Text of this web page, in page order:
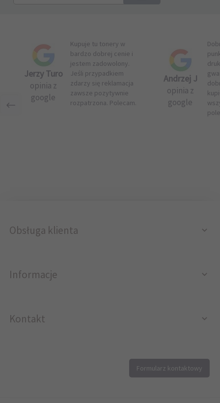
Jerzy Turo
opinia z
google
Kupuje tu tonery w
bardzo dobrej cenie i
jestem zadowolony.
Jeśli przypadkiem
zdarzy się reklamacja
zawsze pozytywnie
rozpatrzona. Polecam.
Andrzej J
opinia z
google
Obsługa klienta
Informacje
Kontakt
Formularz kontaktowy